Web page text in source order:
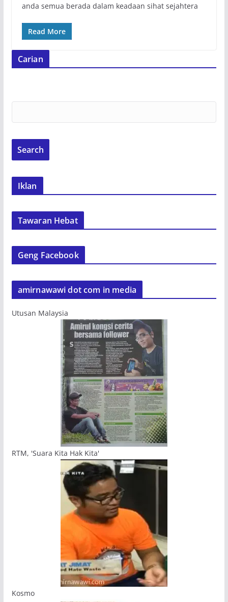
anda semua berada dalam keadaan sihat sejahtera
Read More
Carian
Iklan
Tawaran Hebat
Geng Facebook
amirnawawi dot com in media
Utusan Malaysia
RTM, 'Suara Kita Hak Kita'
Kosmo